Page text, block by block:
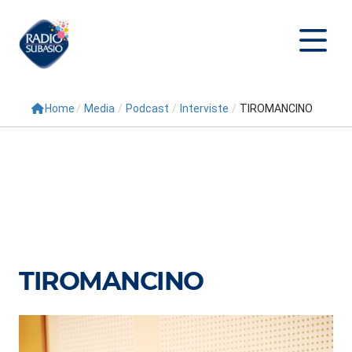
Cerca
Conduttori
Repliche
Home / Media / Podcast / Interviste / TIROMANCINO
TIROMANCINO